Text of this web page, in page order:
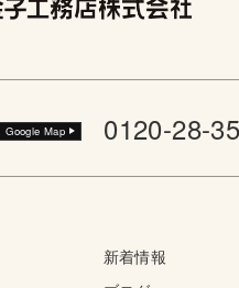
Google Map 0120-28-
新着情報